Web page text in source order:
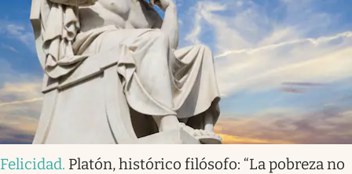
Felicidad. Platón, histórico filósofo: “La pobreza no